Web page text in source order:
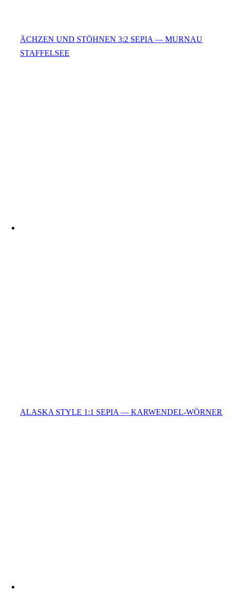
ÄCHZEN UND STÖHNEN 3:2 SEPIA — MURNAU
STAFFELSEE
ALASKA STYLE 1:1 SEPIA — KARWENDEL-WÖRNER